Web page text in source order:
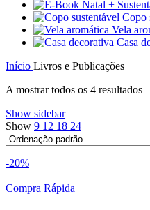
Copo
Vela
Casa
Início Livros e Publicações
A mostrar todos os 4 resultados
Show sidebar
Show 9 12 18 24
-20%
Compra Rápida